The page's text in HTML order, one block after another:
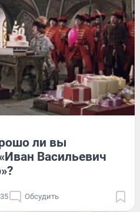
ли вы
Васильевич
Обсудить